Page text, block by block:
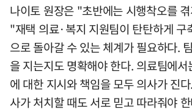
나이토 원장은 "초반에는 시행착오를
"재택 의료·복지 지원팀이 탄탄하게 구
으로 돌아갈 수 있는 체계가 필요하다.
을 지는지도 명확해야 한다. 의료팀에
에 대한 지시와 책임을 모두 의사가 진
사가 처치할 때도 서로 믿고 따라줘야